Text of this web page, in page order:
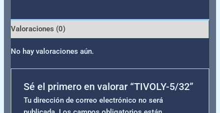
Valoraciones (0)
No hay valoraciones aún.
Sé el primero en valorar “TIVOLY-5/32”
Tu dirección de correo electrónico no será